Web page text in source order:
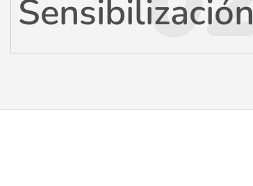
Sensibilización